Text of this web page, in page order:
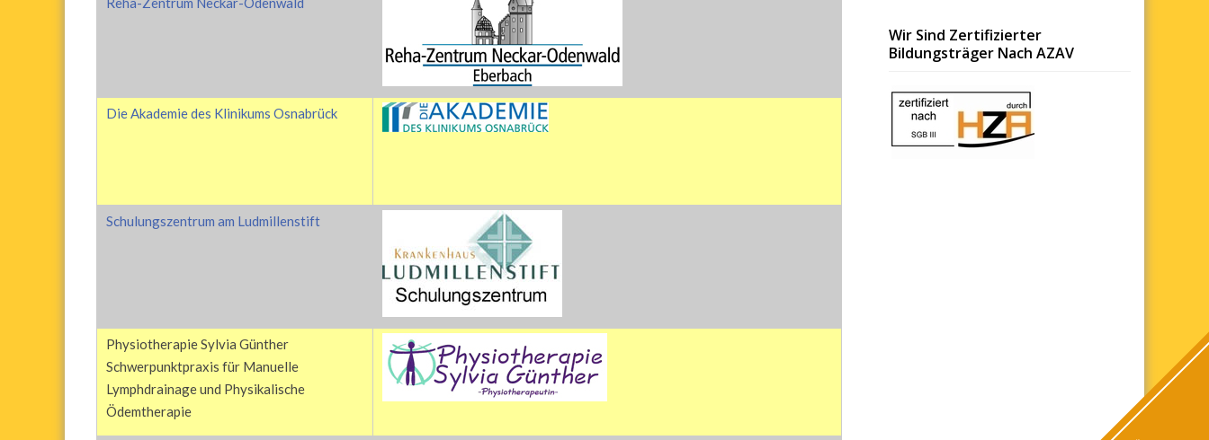
Die Akademie des Klinikums Osnabrück
Schulungszentrum am Ludmillenstift
Physiotherapie Sylvia Günther
Schwerpunktpraxis für Manuelle
Lymphdrainage und Physikalische
Ödemtherapie
Wir Sind Zertifizierter
Bildungsträger Nach AZAV